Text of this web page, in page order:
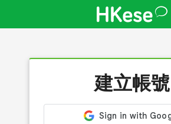
建立帳號